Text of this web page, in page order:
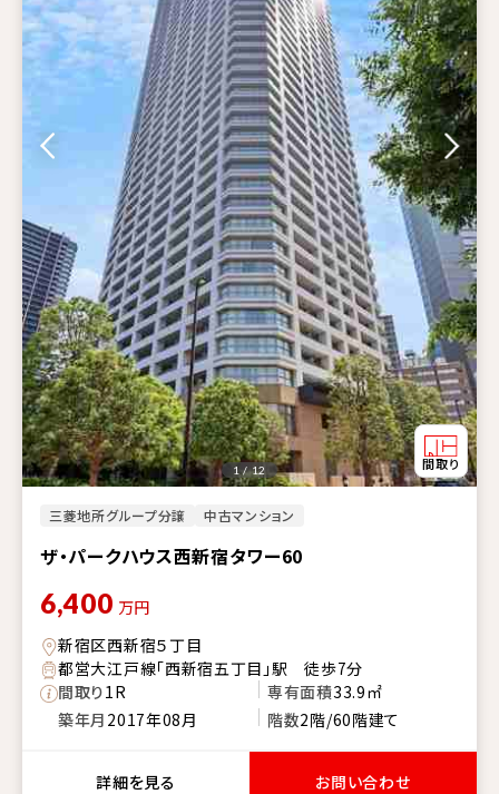
三菱地所グループ分譲 中古マンション
ザ・パークハウス西新宿タワー60
1 / 12
6,400 万円
新宿区西新宿５丁目
都営大江戸線「西新宿五丁目」駅 徒歩7分
間取り1R 専有面積33.9㎡
築年月 2017年08月 階数2階/60階建て
詳細を見る お問い合わせ